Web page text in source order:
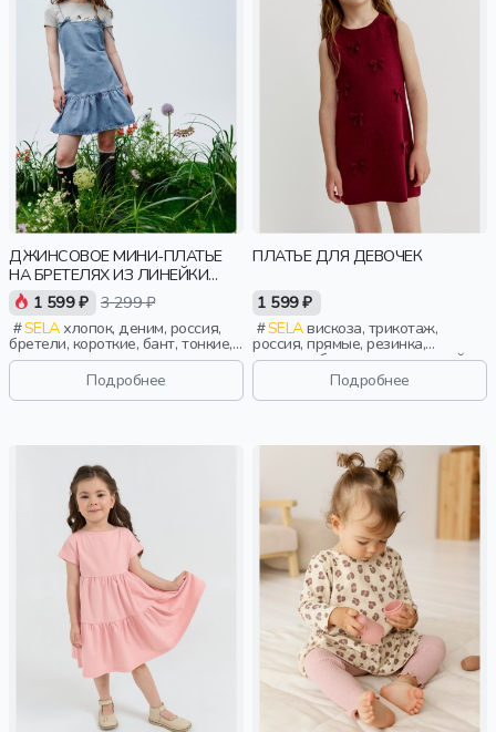
ДЖИНСОВОЕ МИНИ-ПЛАТЬЕ
НА БРЕТЕЛЯХ ИЗ ЛИНЕЙКИ
YOUNG
1 599 ₽ 3 299 ₽
SELAхлопок, деним, россия,
бретели, короткие, бант, тонкие,
клеш, девочки, старшеклассники,
Подробнее
ПЛАТЬЕ ДЛЯ ДЕВОЧЕК
1 599 ₽
SELAвискоза, трикотаж,
россия, прямые, резинка,
вязаные, бант, вырез, круглый
вырез, девочки, дети
Подробнее